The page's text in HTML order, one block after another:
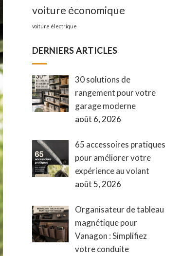
voiture économique
voiture électrique
DERNIERS ARTICLES
30 solutions de
rangement pour votre
garage moderne
août 6, 2026
65 accessoires pratiques
pour améliorer votre
expérience au volant
août 5, 2026
Organisateur de tableau
magnétique pour
Vanagon : Simplifiez
votre conduite